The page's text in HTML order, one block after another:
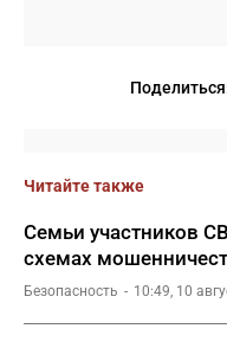
Читайте также
Семьи участников
схемах
Безопасность 10:49, 10